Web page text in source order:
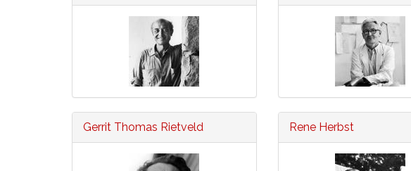
Gerrit Thomas Rietveld Rene Herbst